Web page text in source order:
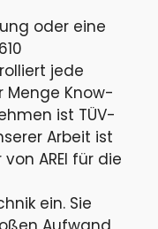
oder eine
jede
Menge Know-
ist TÜV-
Arbeit ist
AREI für die
ein. Sie